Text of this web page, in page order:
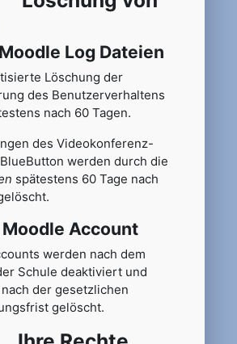
Log Dateien
Löschung der
des Benutzerverhaltens
nach 60 Tagen.
des Videokonferenz-
werden durch die
spätestens 60 Tage nach
Account
werden nach dem
Schule deaktiviert und
der gesetzlichen
gelöscht.